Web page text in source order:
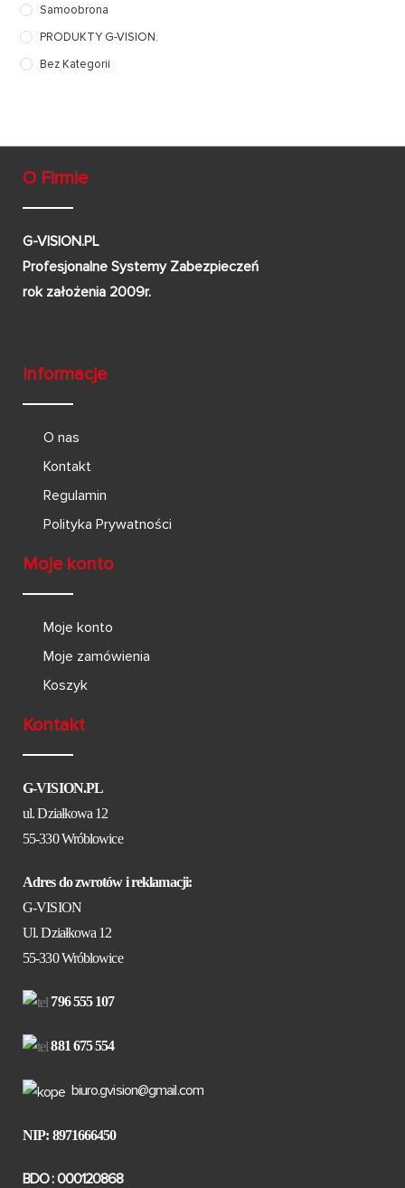
Samoobrona
PRODUKTY G-VISION.
Bez Kategorii
O Firmie
G-VISION.PL
Profesjonalne Systemy Zabezpieczeń
rok założenia 2009r.
Informacje
O nas
Kontakt
Regulamin
Polityka Prywatności
Moje konto
Moje konto
Moje zamówienia
Koszyk
Kontakt
G-VISION.PL
ul. Działkowa 12
55-330 Wróblowice
Adres do zwrotów i reklamacji:
G-VISION
Ul. Działkowa 12
55-330 Wróblowice
796 555 107
881 675 554
biuro.gvision@gmail.com
NIP: 8971666450
BDO : 000120868